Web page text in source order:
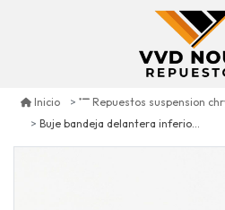
Inicio
Repuestos suspension
Buje bandeja delantera inferior detras chrysler town & country 3.3 1996/2007